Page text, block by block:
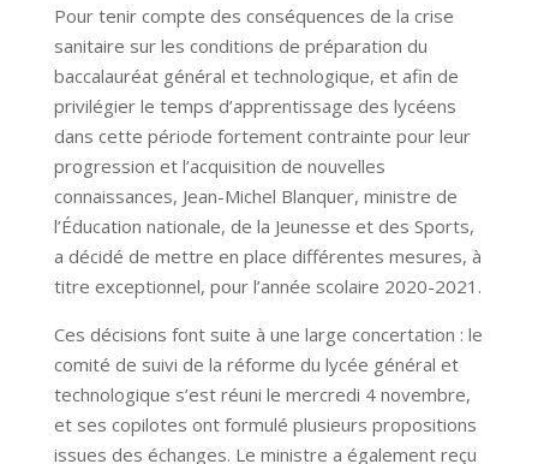
Pour tenir compte des conséquences de la crise
sanitaire sur les conditions de préparation du
baccalauréat général et technologique, et afin de
privilégier le temps d’apprentissage des lycéens
dans cette période fortement contrainte pour leur
progression et l’acquisition de nouvelles
connaissances, Jean-Michel Blanquer, ministre de
l’Éducation nationale, de la Jeunesse et des Sports,
a décidé de mettre en place différentes mesures, à
titre exceptionnel, pour l’année scolaire 2020-2021.
Ces décisions font suite à une large concertation : le
comité de suivi de la réforme du lycée général et
technologique s’est réuni le mercredi 4 novembre,
et ses copilotes ont formulé plusieurs propositions
issues des échanges. Le ministre a également reçu